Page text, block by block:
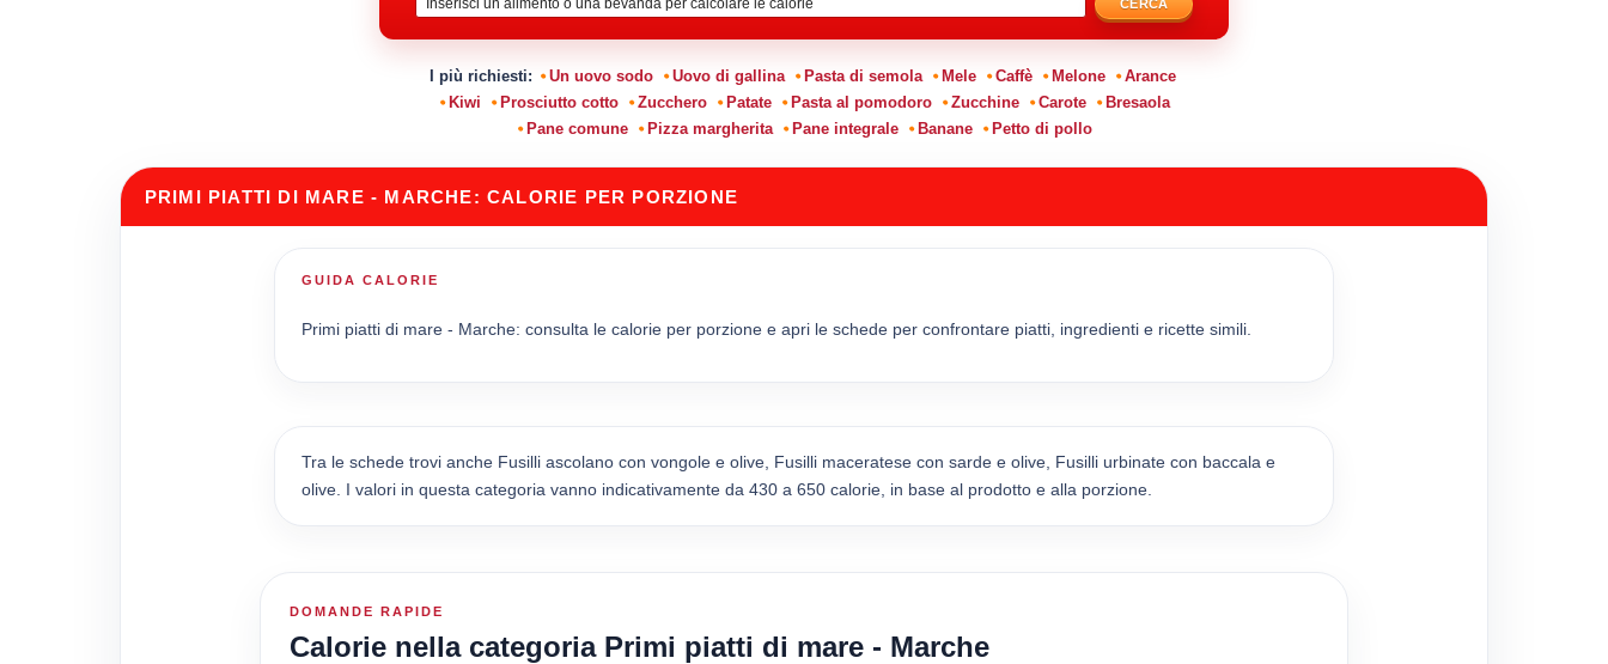
CERCA
I più richiesti: Un uovo sodo Uovo di gallina Pasta di semola Mele Caffè Melone
Arance
Kiwi
Prosciutto cotto Zucchero Patate Pasta al pomodoro Zucchine Carote
Bresaola
Pane comune
Pizza margherita Pane integrale Banane Petto di pollo
PRIMI PIATTI DI MARE - MARCHE: CALORIE PER PORZIONE
GUIDA CALORIE
Primi piatti di mare - Marche: consulta le calorie per porzione e apri le schede per confrontare piatti, ingredienti e ricette simili.
Tra le schede trovi anche Fusilli ascolano con vongole e olive, Fusilli maceratese con sarde e olive, Fusilli urbinate con baccala e
olive. I valori in questa categoria vanno indicativamente da 430 a 650 calorie, in base al prodotto e alla porzione.
DOMANDE RAPIDE
Calorie nella categoria Primi piatti di mare - Marche